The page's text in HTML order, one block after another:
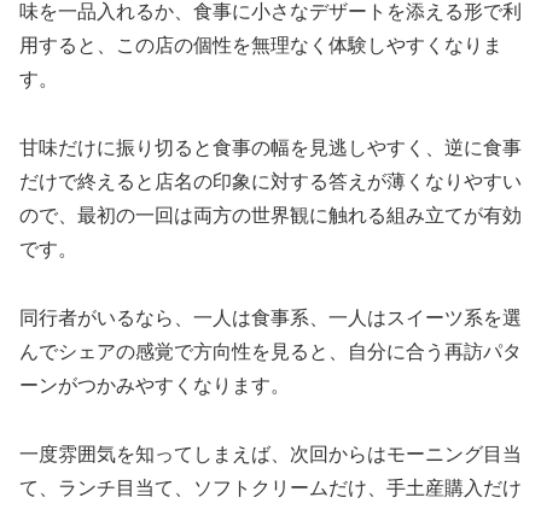
味を一品入れるか、食事に小さなデザートを添える形で利
用すると、この店の個性を無理なく体験しやすくなりま
す。
甘味だけに振り切ると食事の幅を見逃しやすく、逆に食事
だけで終えると店名の印象に対する答えが薄くなりやすい
ので、最初の一回は両方の世界観に触れる組み立てが有効
です。
同行者がいるなら、一人は食事系、一人はスイーツ系を選
んでシェアの感覚で方向性を見ると、自分に合う再訪パタ
ーンがつかみやすくなります。
一度雰囲気を知ってしまえば、次回からはモーニング目当
て、ランチ目当て、ソフトクリームだけ、手土産購入だけ